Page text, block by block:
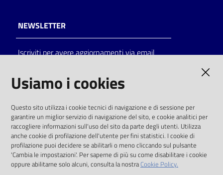
NEWSLETTER
Iscriviti per avere aggiornamenti via email
solo alle condizioni previste dalla direttiva
comunitaria 2003/98/CE e dal d.lgs. 36/2006
SOCIAL
Instagram
Usiamo i cookies
Questo sito utilizza i cookie tecnici di navigazione e di sessione per
garantire un miglior servizio di navigazione del sito, e cookie analitici per
raccogliere informazioni sull'uso del sito da parte degli utenti. Utilizza
anche cookie di profilazione dell'utente per fini statistici. I cookie di
profilazione puoi decidere se abilitarli o meno cliccando sul pulsante
'Cambia le impostazioni'. Per saperne di più su come disabilitare i cookie
oppure abilitarne solo alcuni, consulta la nostraCookie Policy.